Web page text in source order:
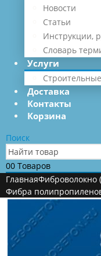
Новости
Статьи
Инструкции,
Словарь
Услуги
Доставка
Контакты
Корзина
Поиск
00 Товаров
ГлавнаяФиброволокно
Фибра